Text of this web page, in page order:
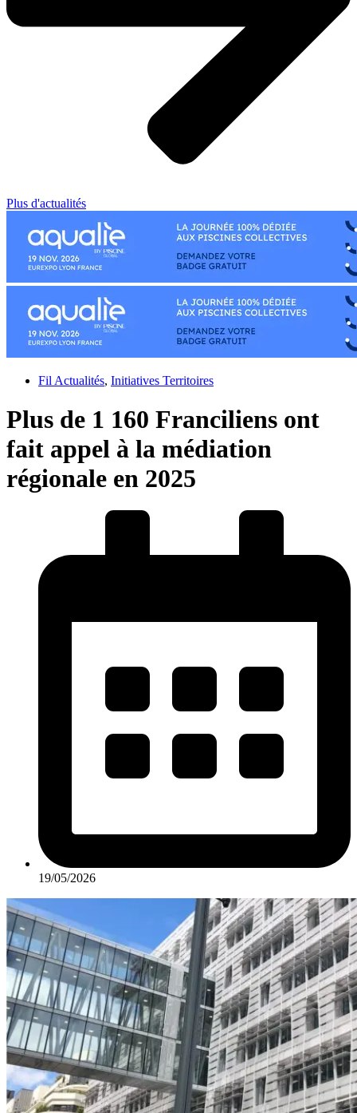
Plus d'actualités
Fil Actualités, Initiatives Territoires
Plus de 1 160 Franciliens ont
fait appel à la médiation
régionale en 2025
19/05/2026